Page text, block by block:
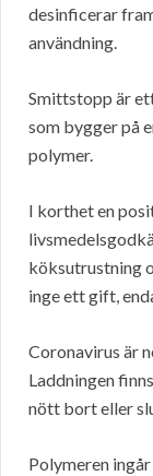
desinficerar
användning.
Smittstopp är
som bygger på
polymer.
I korthet en
köksutrustning
inge ett gift,
Coronavirus är
Laddningen
nött bort eller
Polymeren